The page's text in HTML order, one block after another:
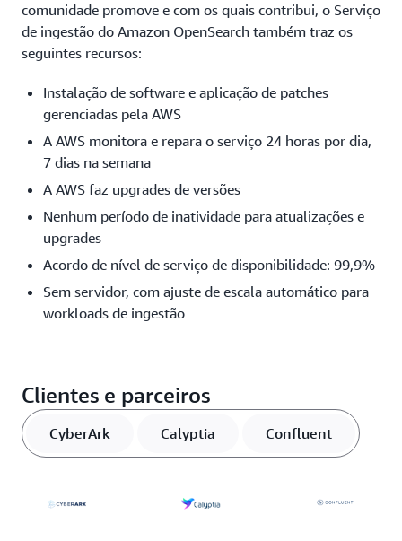
comunidade promove e com os quais contribui, o Serviço
de ingestão do Amazon OpenSearch também traz os
seguintes recursos:
Instalação de software e aplicação de patches
gerenciadas pela AWS
A AWS monitora e repara o serviço 24 horas por dia,
7 dias na semana
A AWS faz upgrades de versões
Nenhum período de inatividade para atualizações e
upgrades
Acordo de nível de serviço de disponibilidade: 99,9%
Sem servidor, com ajuste de escala automático para
workloads de ingestão
Clientes e parceiros
CyberArk Calyptia Confluent